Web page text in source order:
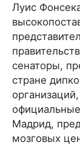
Луис
сенаторы,
стране
Мадрид,
мозговых